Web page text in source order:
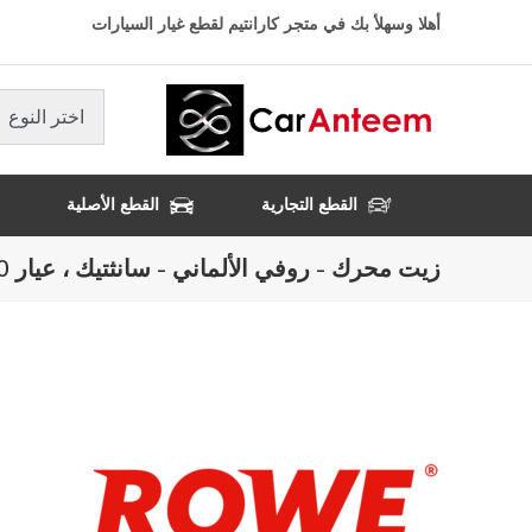
المحتوى
أهلا وسهلأ بك في متجر كارانتيم لقطع غيار السيارات
القطع التجارية القطع الأصلية
زيت محرك - روفي الألماني - سانثتيك ، عيار 10W40 ، حجم 4 لتر